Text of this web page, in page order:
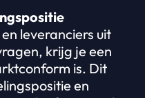
leveranciers uit
krijg je een
is. Dit
en